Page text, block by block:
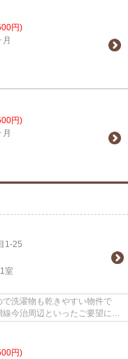
円)
円)
1-25
1室
洗濯物も乾きやすい物件で
今治周辺といったご要望にも
円)